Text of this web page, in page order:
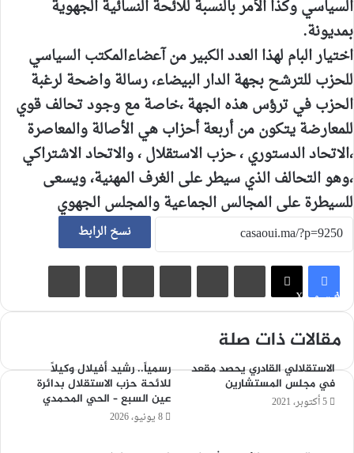
السياسي وكذا الأمر بالنسبة للائحة النسائية الجهوية
بمديونة.
اختيار البام لهذا العدد الكبير من آعضاءالمكتب السياسي
للحزب للترشح بجهة الدار البيضاء، رسالة واضحة لرغبة
الحزب في ترؤس هذه الجهة ،خاصة مع وجود تحالف قوي
للمعارضة يتكون من أربعة أحزاب هي الأصالة والمعاصرة
،الاتحاد الدستوري ، حزب الاستقلال ، والاتحاد الاشتراكي
،وهو التحالف الذي سيطر على الغرف المهنية، ويسعى
للسيطرة على المجالس الجماعية والمجلس الجهوي
نسخ الرابط
فيسبوك
X
لينكدإن بينتيريست
مقالات ذات صلة
الاستقلالي القادري يحصد مقعد
في مجلس المستشارين
5 أكتوبر، 2021
رسمياً.. رشيد أفيلال وكيلاً
للائحة حزب الاستقلال بدائرة
عين السبع – الحي المحمدي
8 يونيو، 2026